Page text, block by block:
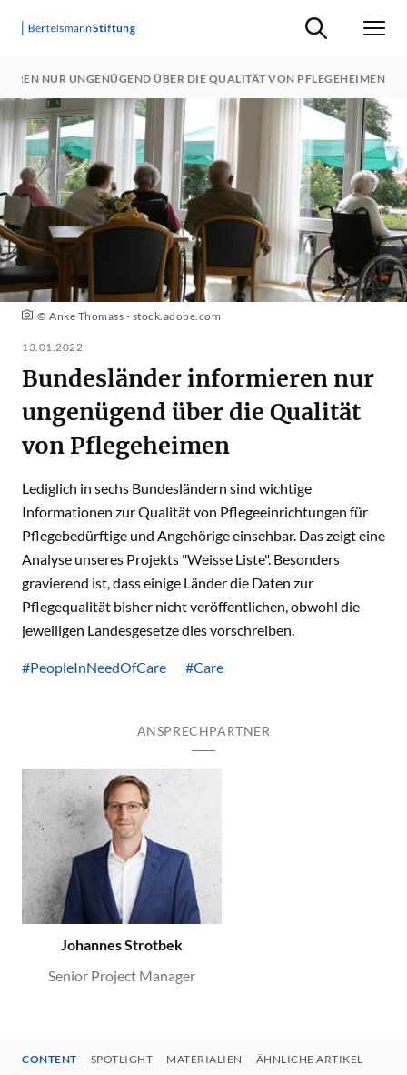
Suche ein-/
NUR UNGENÜGEND ÜBER DIE QUALITÄT VON PFLEGEHEIMEN
© Anke Thomass - stock.adobe.com
13.01.2022
Bundesländer informieren nur
ungenügend über die Qualität
von Pflegeheimen
Lediglich in sechs Bundesländern sind wichtige
Informationen zur Qualität von Pflegeeinrichtungen für
Pflegebedürftige und Angehörige einsehbar. Das zeigt eine
Analyse unseres Projekts "Weisse Liste". Besonders
gravierend ist, dass einige Länder die Daten zur
Pflegequalität bisher nicht veröffentlichen, obwohl die
jeweiligen Landesgesetze dies vorschreiben.
#PeopleInNeedOfCare #Care
ANSPRECHPARTNER
Johannes Strotbek
Senior Project Manager
CONTENT SPOTLIGHT MATERIALIEN ÄHNLICHE ARTIKEL